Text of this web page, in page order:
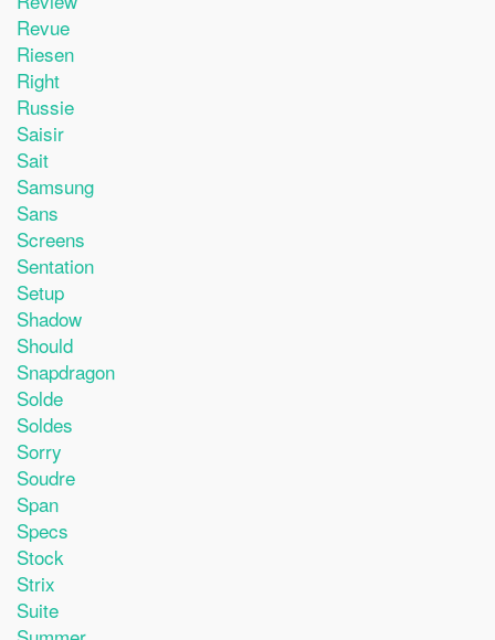
Revue
Riesen
Right
Russie
Saisir
Sait
Samsung
Sans
Screens
Sentation
Setup
Shadow
Should
Snapdragon
Solde
Soldes
Sorry
Soudre
Span
Specs
Stock
Strix
Suite